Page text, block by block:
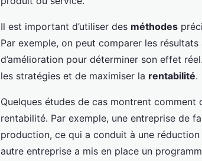
Il est important d’utiliser des méthodes
Par exemple, on peut comparer les
d’amélioration pour déterminer son effet
les stratégies et de maximiser la rentabilité.
Quelques études de cas montrent
rentabilité. Par exemple, une entreprise de
production, ce qui a conduit à une
autre entreprise a mis en place un